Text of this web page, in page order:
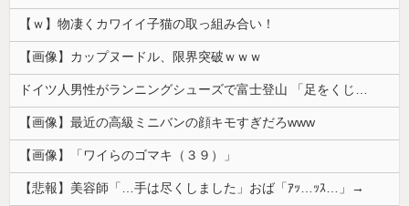
【ｗ】物凄くカワイイ子猫の取っ組み合い！
【画像】カップヌードル、限界突破ｗｗｗ
ドイツ人男性がランニングシューズで富士登山 「足をくじいて動けない」
【画像】最近の高級ミニバンの顔キモすぎだろwww
【画像】「ワイらのゴマキ（３９）」
【悲報】美容師「…手は尽くしました」おば「ｱｯ…ｯｽ…」→